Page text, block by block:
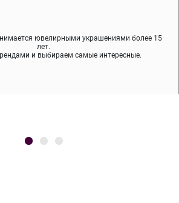
ювелирными украшениями более 15
лет.
и выбираем самые интересные.
(родий, ювелирный сплав), которое не
и свинца — это исключает аллергию.
примеряйте украшения, выбирайте те,
остальные заберёт курьер.